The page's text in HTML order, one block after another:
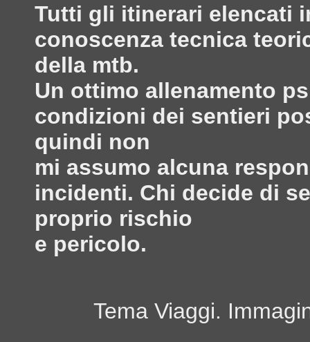
Tutti gli itinerari elencati
conoscenza tecnica
della mtb.
Un ottimo allenamento
condizioni dei sentieri
quindi non
mi assumo alcuna
incidenti. Chi decide di
proprio rischio
e pericolo.
Tema Viaggi.